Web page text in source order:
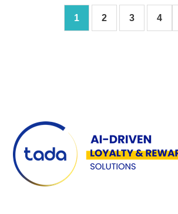
1 2 3 4